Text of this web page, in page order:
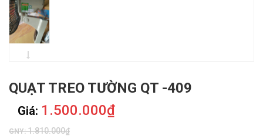
QUẠT TREO TƯỜNG QT -409
Giá: 1.500.000₫
GNY:1.810.000₫